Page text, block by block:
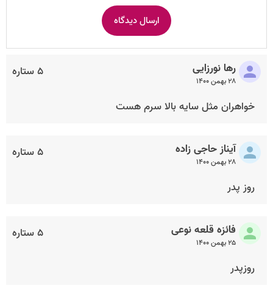
۵ ستاره رها نورزایی
۲۸ بهمن ۱۴۰۰
خواهران مثل سایه بالا سرم هست
۵ ستاره آیناز حاجی زاده
۲۸ بهمن ۱۴۰۰
روز پدر
۵ ستاره فائزه قلعه نوعی
۲۵ بهمن ۱۴۰۰
روزپدر